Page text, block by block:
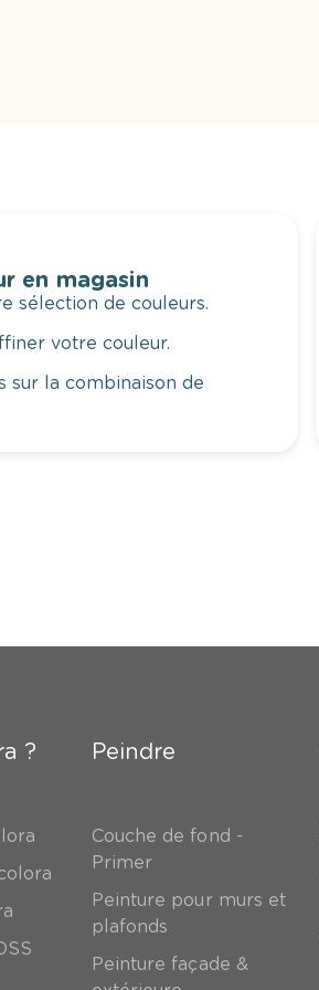
en magasin
sélection de couleurs.
votre couleur.
sur la combinaison de
? Peindre
Couche de fond -
Primer
Peinture pour murs et
plafonds
Peinture façade &